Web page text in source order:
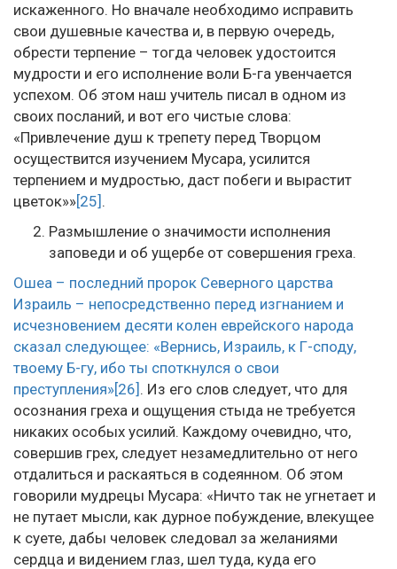
искаженного. Но вначале необходимо исправить
свои душевные качества и, в первую очередь,
обрести терпение – тогда человек удостоится
мудрости и его исполнение воли Б-га увенчается
успехом. Об этом наш учитель писал в одном из
своих посланий, и вот его чистые слова:
«Привлечение душ к трепету перед Творцом
осуществится изучением Мусара, усилится
терпением и мудростью, даст побеги и вырастит
цветок»»[25] .
Размышление о значимости исполнения
заповеди и об ущербе от совершения греха.
Ошеа – последний пророк Северного царства
Израиль – непосредственно перед изгнанием и
исчезновением десяти колен еврейского народа
сказал следующее: «Вернись, Израиль, к Г-споду,
твоему Б-гу, ибо ты споткнулся о свои
преступления»[26] . Из его слов следует, что для
осознания греха и ощущения стыда не требуется
никаких особых усилий. Каждому очевидно, что,
совершив грех, следует незамедлительно от него
отдалиться и раскаяться в содеянном. Об этом
говорили мудрецы Мусара: «Ничто так не угнетает и
не путает мысли, как дурное побуждение, влекущее
к суете, дабы человек следовал за желаниями
сердца и видением глаз, шел туда, куда его